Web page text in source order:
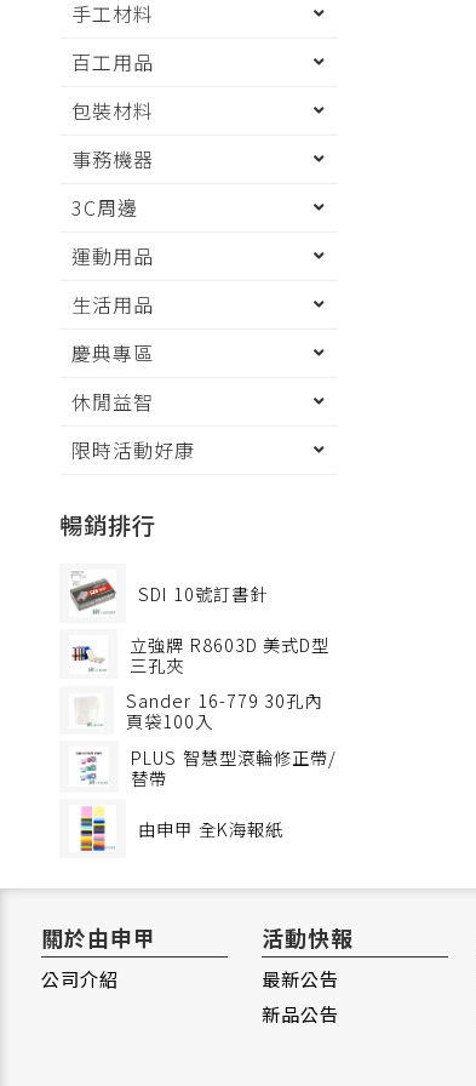
手工材料
百工用品
包裝材料
事務機器
3C周邊
運動用品
生活用品
慶典專區
休閒益智
限時活動好康
暢銷排行
SDI 10號訂書針
立強牌 R8603D 美式D型
三孔夾
Sander 16-779 30孔內
頁袋100入
PLUS 智慧型滾輪修正帶/
替帶
由申甲 全K海報紙
關於由申甲
公司介紹
活動快報
最新公告
新品公告